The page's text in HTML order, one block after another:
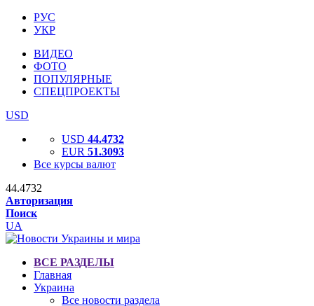
РУС
УКР
ВИДЕО
ФОТО
ПОПУЛЯРНЫЕ
СПЕЦПРОЕКТЫ
USD
USD 44.4732
EUR 51.3093
Все курсы валют
44.4732
Авторизация
Поиск
UA
ВСЕ РАЗДЕЛЫ
Главная
Украина
Все новости раздела